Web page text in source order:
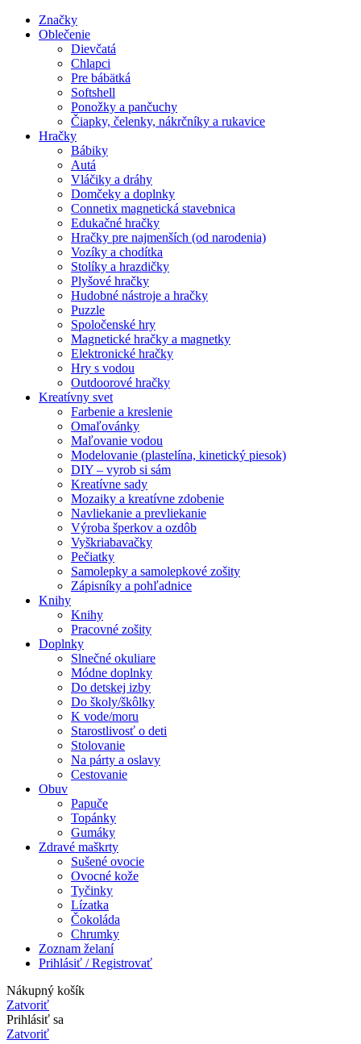
Značky
Oblečenie
Dievčatá
Chlapci
Pre bábätká
Softshell
Ponožky a pančuchy
Čiapky, čelenky, nákrčníky a rukavice
Hračky
Bábiky
Autá
Vláčiky a dráhy
Domčeky a doplnky
Connetix magnetická stavebnica
Edukačné hračky
Hračky pre najmenších (od narodenia)
Vozíky a chodítka
Stolíky a hrazdičky
Plyšové hračky
Hudobné nástroje a hračky
Puzzle
Spoločenské hry
Magnetické hračky a magnetky
Elektronické hračky
Hry s vodou
Outdoorové hračky
Kreatívny svet
Farbenie a kreslenie
Omaľovánky
Maľovanie vodou
Modelovanie (plastelína, kinetický piesok)
DIY – vyrob si sám
Kreatívne sady
Mozaiky a kreatívne zdobenie
Navliekanie a prevliekanie
Výroba šperkov a ozdôb
Vyškriabavačky
Pečiatky
Samolepky a samolepkové zošity
Zápisníky a pohľadnice
Knihy
Knihy
Pracovné zošity
Doplnky
Slnečné okuliare
Módne doplnky
Do detskej izby
Do školy/škôlky
K vode/moru
Starostlivosť o deti
Stolovanie
Na párty a oslavy
Cestovanie
Obuv
Papuče
Topánky
Gumáky
Zdravé maškrty
Sušené ovocie
Ovocné kože
Tyčinky
Lízatka
Čokoláda
Chrumky
Zoznam želaní
Prihlásiť / Registrovať
Nákupný košík
Zatvoriť
Prihlásiť sa
Zatvoriť